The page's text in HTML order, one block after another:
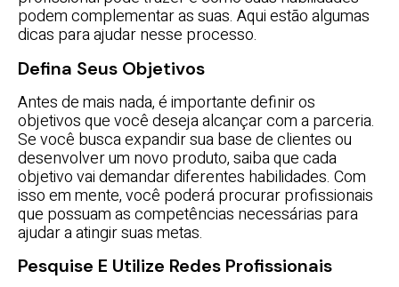
podem complementar as suas. Aqui estão algumas
dicas para ajudar nesse processo.
Defina Seus Objetivos
Antes de mais nada, é importante definir os
objetivos que você deseja alcançar com a parceria.
Se você busca expandir sua base de clientes ou
desenvolver um novo produto, saiba que cada
objetivo vai demandar diferentes habilidades. Com
isso em mente, você poderá procurar profissionais
que possuam as competências necessárias para
ajudar a atingir suas metas.
Pesquise E Utilize Redes Profissionais